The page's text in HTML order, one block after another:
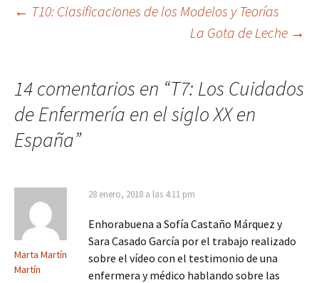
Navegación
entradas
← T10: Clasificaciones de los Modelos y Teorías
La Gota de Leche →
14 comentarios en “T7: Los Cuidados
de Enfermería en el siglo XX en
España”
Marta Martín
Martín
28 enero, 2018 a las 4:11 pm
Enhorabuena a Sofía Castaño Márquez y
Sara Casado García por el trabajo realizado
sobre el vídeo con el testimonio de una
enfermera y médico hablando sobre las